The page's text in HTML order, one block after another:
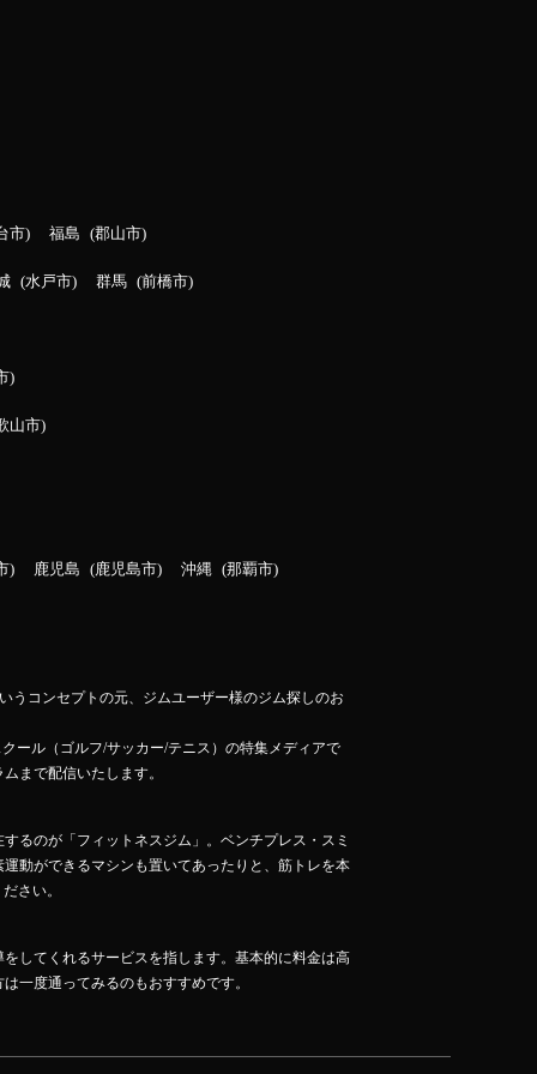
市 福島 郡山市
水戸市 群馬 前橋市
山市
鹿児島 鹿児島市 沖縄 那覇市
うコンセプトの元、ジムユーザー様のジム探しのお
ール（ゴルフ/サッカー/テニス）の特集メディアで
まで配信いたします。
るのが「フィットネスジム」。ベンチプレス・スミ
動ができるマシンも置いてあったりと、筋トレを本
さい。
してくれるサービスを指します。基本的に料金は高
一度通ってみるのもおすすめです。